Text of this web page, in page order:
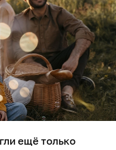
ещё только